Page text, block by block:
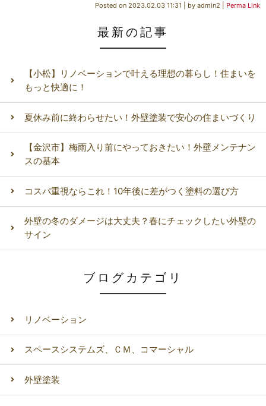
Posted on 2023.02.03 11:31 by admin2 Perma Link
最新の記事
【小松】リノベーションで叶える理想の暮らし！住まいを
もっと快適に！
夏休み前に終わらせたい！外壁塗装で安心の住まいづくり
【金沢市】梅雨入り前にやっておきたい！外壁メンテナン
スの基本
コスパ重視ならこれ！10年後に差がつく塗料の選び方
外壁の冬のダメージは大丈夫？春にチェックしたい外壁の
サイン
ブログカテゴリ
リノベーション
スペースシステムズ、ＣＭ、コマーシャル
外壁塗装